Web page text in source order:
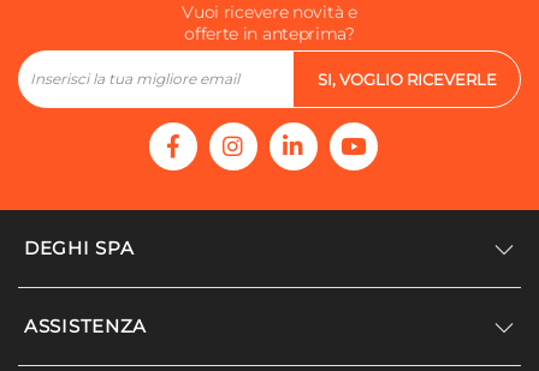
Vuoi ricevere novità e
offerte in anteprima?
SI, VOGLIO RICEVERLE
DEGHI SPA
Accedi/Registrati
ASSISTENZA